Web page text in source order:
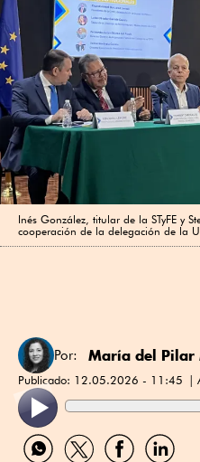
Inés González, titular de la STyFE y
cooperación de la delegación de la
Por: María del Pilar
Publicado: 12.05.2026 - 11:45
Compartir
por
Compartir
por
Compartir
por
Compartir
por